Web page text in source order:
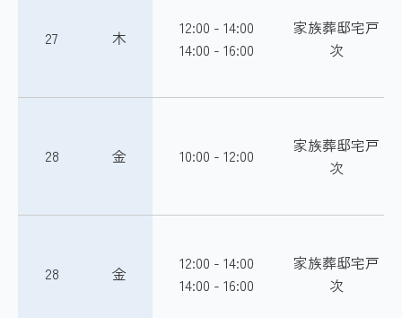
27 木
12:00 - 14:00
14:00 - 16:00
家族葬邸宅戸
次
28 金 10:00 - 12:00
家族葬邸宅戸
次
28 金
12:00 - 14:00
14:00 - 16:00
家族葬邸宅戸
次